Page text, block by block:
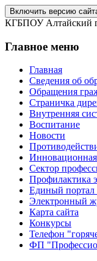
Включить версию
КГБПОУ Алтайский
Главное меню
Главная
Сведения об
Обращения
Страничка
Внутренняя
Воспитание
Новости
Инновационная
Сектор
Профилактика
Единый портал
Электронный
Карта сайта
Конкурсы
Телефон
ФП